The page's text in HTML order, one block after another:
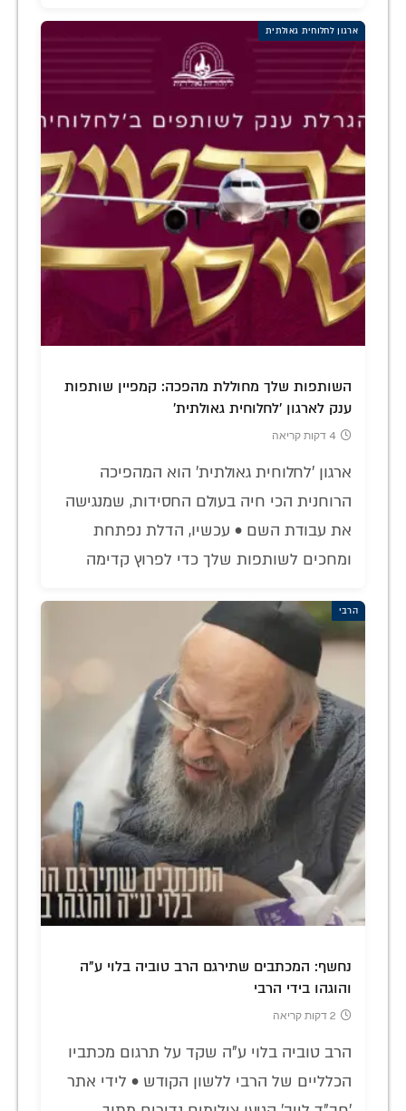
ארגון לחלוחית גאולתית
השותפות שלך מחוללת מהפכה: קמפיין שותפות
ענק לארגון 'לחלוחית גאולתית'
4 דקות קריאה
ארגון 'לחלוחית גאולתית' הוא המהפיכה
הרוחנית הכי חיה בעולם החסידות, שמנגישה
את עבודת השם • עכשיו, הדלת נפתחת
ומחכים לשותפות שלך כדי לפרוץ קדימה
הרבי
נחשף: המכתבים שתירגם הרב טוביה בלוי ע"ה
והוגהו בידי הרבי
2 דקות קריאה
הרב טוביה בלוי ע"ה שקד על תרגום מכתביו
הכלליים של הרבי ללשון הקודש • לידי אתר